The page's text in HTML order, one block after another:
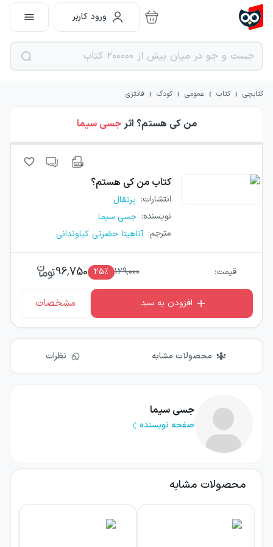
ورود کاربر
کتابچی › کتاب › عمومی › کودک › فانتزی
من کی هستم؟ اثرجسی سیما
کتاب من کی هستم؟
انتشارات: پرتقال
نویسنده: جسی سیما
مترجم: آناهیتا حضرتی کیاوندانی
قیمت: 129,000
25٪ 96,750
افزودن به سبد مشخصات
محصولات مشابه نظرات
جسی سیما
صفحه نویسنده
محصولات مشابه